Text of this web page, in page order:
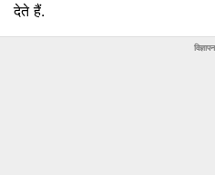
देते हैं.
विज्ञापन